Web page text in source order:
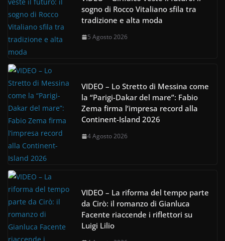
sogno di Rocco Vitaliano sfila tra
tradizione e alta moda
5 Agosto 2026
VIDEO – Lo Stretto di Messina come
la “Parigi-Dakar del mare”: Fabio
Zema firma l’impresa record alla
Continent-Island 2026
4 Agosto 2026
VIDEO – La riforma del tempo parte
da Cirò: il romanzo di Gianluca
Facente riaccende i riflettori su
Luigi Lilio